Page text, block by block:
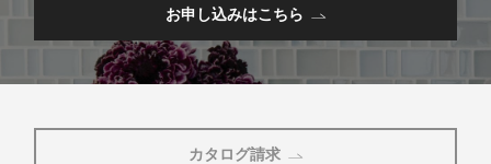
お申し込みはこちら
カタログ請求